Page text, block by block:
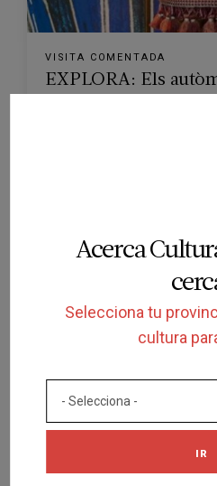
Acerca
Selecciona tu
cultura
IR
VISITA COMENTADA
EXPLORA: Els
ESPECTÁCULO
CONCERT:
MÚSICA!